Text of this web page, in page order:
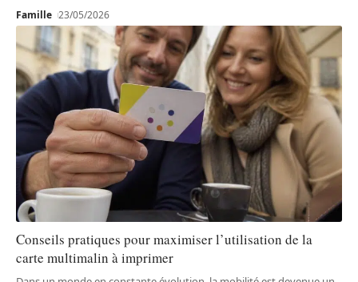
Famille 23/05/2026
Conseils pratiques pour maximiser l’utilisation de la
carte multimalin à imprimer